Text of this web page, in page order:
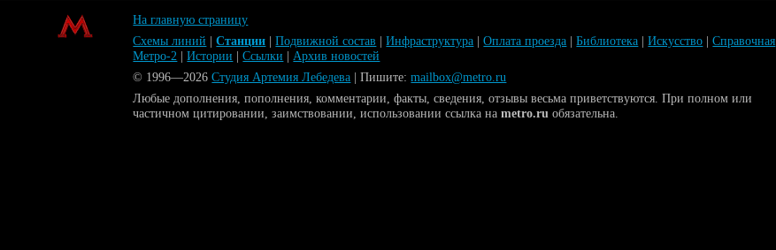
На главную страницу
Схемы линий |Станции |Подвижной состав |Инфраструктура |Оплата проезда |Библиотека |Искусство |Справочная
Метро-2 |Истории |Ссылки |Архив новостей
© 1996—2026Студия Артемия Лебедева | Пишите:mailbox@metro.ru
Любые дополнения, пополнения, комментарии, факты, сведения, отзывы весьма приветствуются. При полном или
частичном цитировании, заимствовании, использовании ссылка наmetro.ru обязательна.